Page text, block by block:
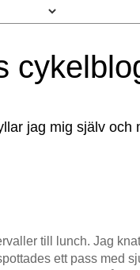
jag mig själv
till lunch. Jag
ett pass med